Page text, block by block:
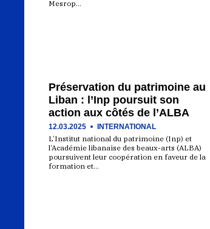
Mesrop…
Préservation du patrimoine au
Liban : l’Inp poursuit son
action aux côtés de l’ALBA
12.03.2025 INTERNATIONAL
L’Institut national du patrimoine (Inp) et
l’Académie libanaise des beaux-arts (ALBA)
poursuivent leur coopération en faveur de la
formation et…